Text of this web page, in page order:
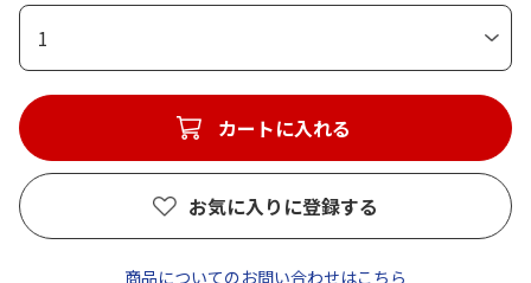
1
カートに入れる
お気に入りに登録する
商品についてのお問い合わせはこちら